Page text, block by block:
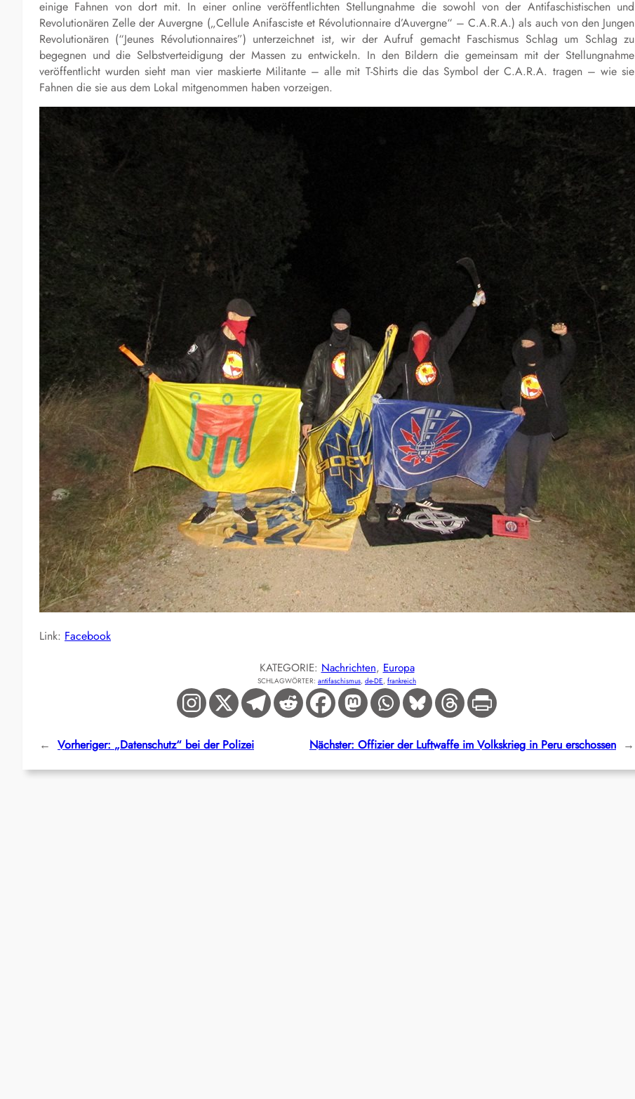
einige Fahnen von dort mit. In einer online veröffentlichten Stellungnahme die sowohl von der Antifaschistischen und
Revolutionären Zelle der Auvergne („Cellule Anifasciste et Révolutionnaire d’Auvergne“ – C.A.R.A.) als auch von den Jungen
Revolutionären (“Jeunes Révolutionnaires”) unterzeichnet ist, wir der Aufruf gemacht Faschismus Schlag um Schlag zu
begegnen und die Selbstverteidigung der Massen zu entwickeln. In den Bildern die gemeinsam mit der Stellungnahme
veröffentlicht wurden sieht man vier maskierte Militante – alle mit T-Shirts die das Symbol der C.A.R.A. tragen – wie sie
Fahnen die sie aus dem Lokal mitgenommen haben vorzeigen.
Link: Facebook
KATEGORIE: Nachrichten, Europa
SCHLAGWÖRTER: antifaschismus, de-DE, frankreich
← Vorheriger: „Datenschutz“ bei der Polizei Nächster: Offizier der Luftwaffe im Volkskrieg in Peru erschossen →